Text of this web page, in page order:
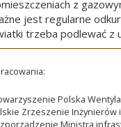
z
jest regularne
trzeba podlewać z
Polska
Zrzeszenie Inżynierów
Ministra